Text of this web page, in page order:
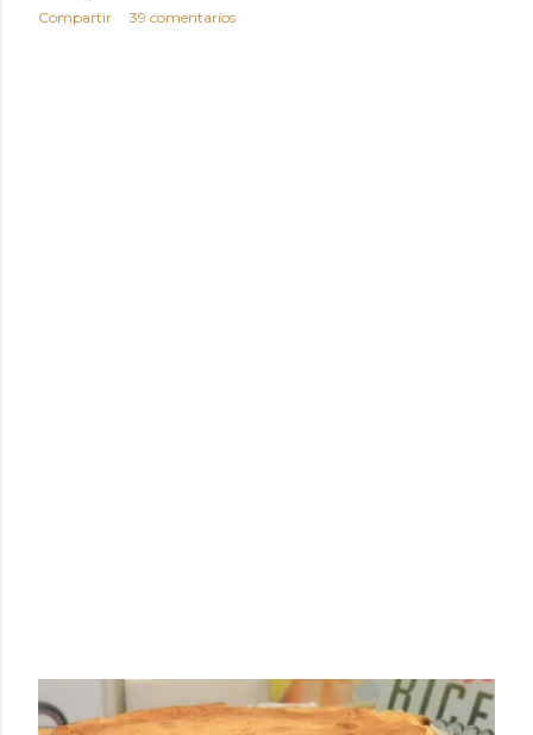
Compartir 39 comentarios